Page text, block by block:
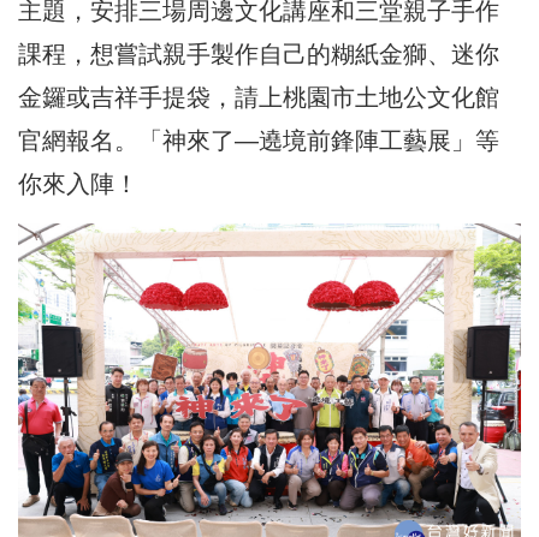
主題，安排三場周邊文化講座和三堂親子手作
課程，想嘗試親手製作自己的糊紙金獅、迷你
金鑼或吉祥手提袋，請上桃園市土地公文化館
官網報名。「神來了—遶境前鋒陣工藝展」等
你來入陣！